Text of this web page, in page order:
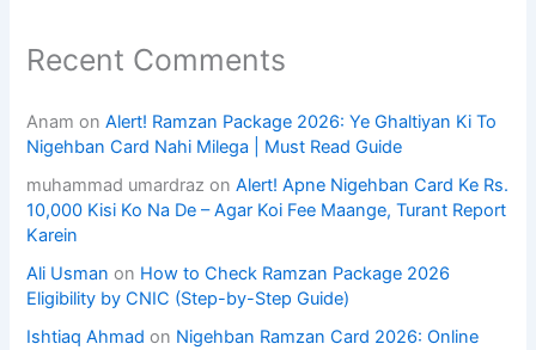
Recent Comments
Anam onAlert! Ramzan Package 2026: Ye Ghaltiyan Ki To
Nigehban Card Nahi Milega | Must Read Guide
muhammad umardraz onAlert! Apne Nigehban Card Ke Rs.
10,000 Kisi Ko Na De – Agar Koi Fee Maange, Turant Report
Karein
Ali Usman on How to Check Ramzan Package 2026
Eligibility by CNIC (Step-by-Step Guide)
Ishtiaq Ahmad on Nigehban Ramzan Card 2026: Online